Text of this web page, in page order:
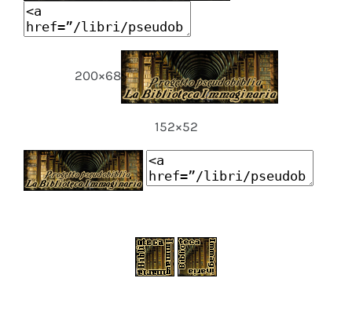
200×68
152×52